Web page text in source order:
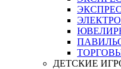
ДЕТСКИЕ